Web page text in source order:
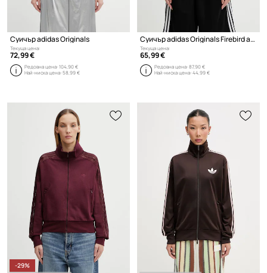
Суичър adidas Originals
Текуща цена:
72,99 €
Редовна цена:104,90 €
Най-ниска цена:58,99 €
Суичър adidas Originals Firebird adidas x Liberty
Текуща цена:
65,99 €
Редовна цена:87,90 €
Най-ниска цена:44,99 €
-29%